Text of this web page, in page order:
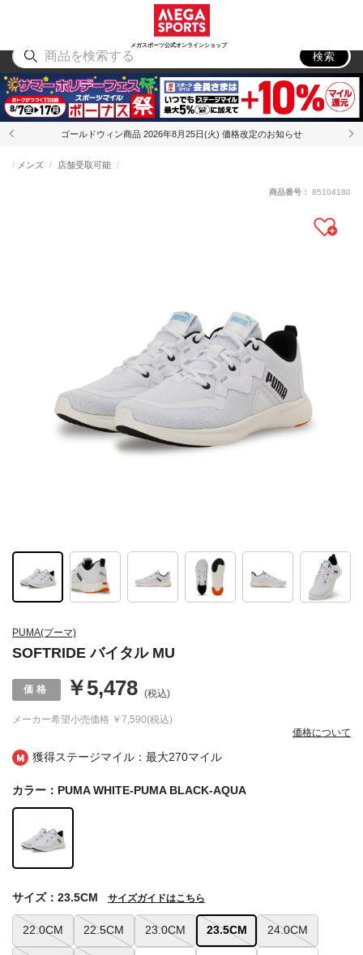
メガスポーツ公式オンラインショップ
アウトドア
検索
ゴールドウィン商品 2026年8月25日(火) 価格改定のお知らせ
獲得ステージマイル：最大270マイル
PUMA(プーマ)
SOFTRIDE バイタル MU
メンズ 店舗受取可能
メーカー希望小売価格 ￥7,590(税込)
￥5,478 (税込)
価格について
商品番号： 85104180
カラー：PUMA WHITE-PUMA BLACK-AQUA
22.0CM 22.5CM 23.0CM 23.5CM 24.0CM
サイズ：23.5CM サイズガイドはこちら